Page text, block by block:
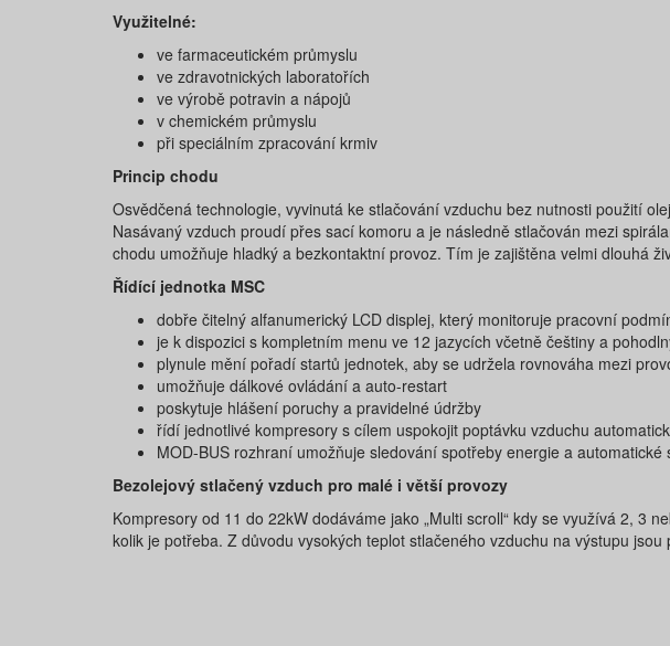
Využitelné:
ve farmaceutickém průmyslu
ve zdravotnických laboratořích
ve výrobě potravin a nápojů
v chemickém průmyslu
při speciálním zpracování krmiv
Princip chodu
Osvědčená technologie, vyvinutá ke stlačování vzduchu bez nutnosti použití
Nasávaný vzduch proudí přes sací komoru a je následně stlačován mezi
chodu umožňuje hladký a bezkontaktní provoz. Tím je zajištěna velmi dlouhá
Řídící jednotka MSC
dobře čitelný alfanumerický LCD displej, který monitoruje pracovní
je k dispozici s kompletním menu ve 12 jazycích včetně češtiny a
plynule mění pořadí startů jednotek, aby se udržela rovnováha mezi
umožňuje dálkové ovládání a auto-restart
poskytuje hlášení poruchy a pravidelné údržby
řídí jednotlivé kompresory s cílem uspokojit poptávku vzduchu
MOD-BUS rozhraní umožňuje sledování spotřeby energie a
Bezolejový stlačený vzduch pro malé i větší provozy
Kompresory od 11 do 22kW dodáváme jako „Multi scroll“ kdy se využívá 2, 3
kolik je potřeba. Z důvodu vysokých teplot stlačeného vzduchu na výstupu